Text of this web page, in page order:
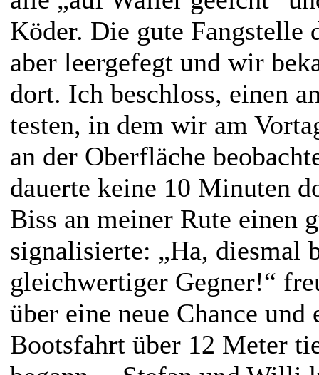
Köder. Die gute Fangstelle
aber leergefegt und wir
dort. Ich beschloss, einen
testen, in dem wir am
an der Oberfläche
dauerte keine 10 Minuten
Biss an meiner Rute einen
signalisierte: „Ha, diesmal
gleichwertiger Gegner!“
über eine neue Chance und
Bootsfahrt über 12 Meter